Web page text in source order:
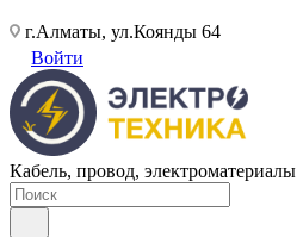
г.Алматы, ул.Коянды 64
Войти
Кабель, провод, электроматериалы